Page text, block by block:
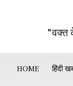
"वक्त
HOME हिंदी